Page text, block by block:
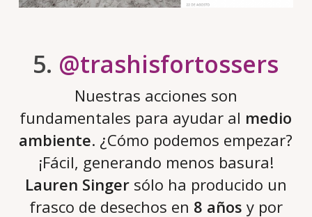
5. @trashisfortossers
Nuestras acciones son
fundamentales para ayudar al medio
ambiente. ¿Cómo podemos empezar?
¡Fácil, generando menos basura!
Lauren Singersólo ha producido un
frasco de desechos en 8 años y por